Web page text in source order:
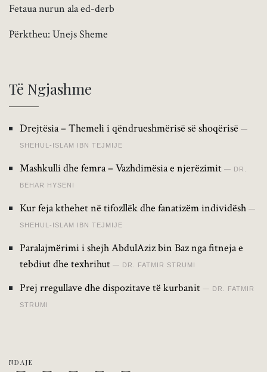
Fetaua nurun ala ed-derb
Përktheu: Unejs Sheme
Të Ngjashme
Drejtësia – Themeli i qëndrueshmërisë së shoqërisë
SHEHUL-ISLAM IBN TEJMIJE
Mashkulli dhe femra – Vazhdimësia e njerëzimit DR.
BEHAR HYSENI
Kur feja kthehet në tifozllëk dhe fanatizëm individësh
SHEHUL-ISLAM IBN TEJMIJE
Paralajmërimi i shejh AbdulAziz bin Baz nga fitneja e
tebdiut dhe texhrihut
DR. FATMIR STRUMI
Prej rregullave dhe dispozitave të kurbanit DR. FATMIR
STRUMI
NDAJE